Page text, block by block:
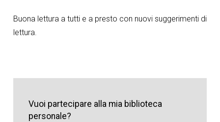
Buona lettura a tutti e a presto con nuovi suggerimenti di
lettura.
Vuoi partecipare alla mia biblioteca
personale?